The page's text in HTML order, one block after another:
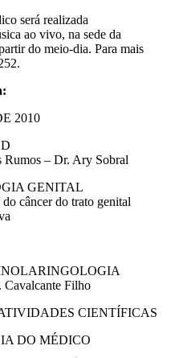
será realizada
ao vivo, na sede da
do meio-dia. Para mais
2010
Rumos – Dr. Ary Sobral
GENITAL
câncer do trato genital
Cavalcante Filho
CIENTÍFICAS
DO MÉDICO